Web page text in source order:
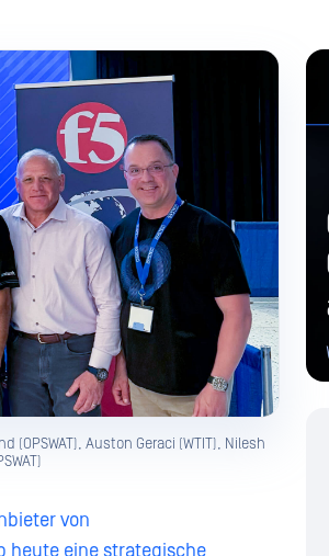
(OPSWAT), Auston Geraci (WTIT), Nilesh
von
heute eine strategische